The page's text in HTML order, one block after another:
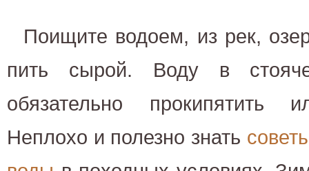
Поищите водоем, из рек,
пить сырой. Воду в
обязательно прокипятить
Неплохо и полезно знать